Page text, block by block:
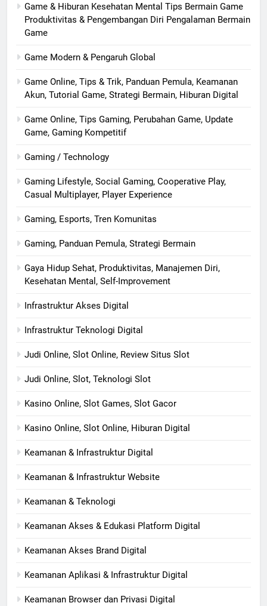
Game & Hiburan Kesehatan Mental Tips Bermain Game
Produktivitas & Pengembangan Diri Pengalaman Bermain
Game
Game Modern & Pengaruh Global
Game Online, Tips & Trik, Panduan Pemula, Keamanan
Akun, Tutorial Game, Strategi Bermain, Hiburan Digital
Game Online, Tips Gaming, Perubahan Game, Update
Game, Gaming Kompetitif
Gaming / Technology
Gaming Lifestyle, Social Gaming, Cooperative Play,
Casual Multiplayer, Player Experience
Gaming, Esports, Tren Komunitas
Gaming, Panduan Pemula, Strategi Bermain
Gaya Hidup Sehat, Produktivitas, Manajemen Diri,
Kesehatan Mental, Self-Improvement
Infrastruktur Akses Digital
Infrastruktur Teknologi Digital
Judi Online, Slot Online, Review Situs Slot
Judi Online, Slot, Teknologi Slot
Kasino Online, Slot Games, Slot Gacor
Kasino Online, Slot Online, Hiburan Digital
Keamanan & Infrastruktur Digital
Keamanan & Infrastruktur Website
Keamanan & Teknologi
Keamanan Akses & Edukasi Platform Digital
Keamanan Akses Brand Digital
Keamanan Aplikasi & Infrastruktur Digital
Keamanan Browser dan Privasi Digital